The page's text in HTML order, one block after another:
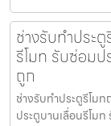
ช่างรับทำประ
รีโมท รับซ่อมป
ถูก
ช่างรับทำประตูรีโม
ประตูบานเลื่อนรีโม